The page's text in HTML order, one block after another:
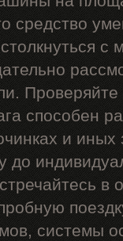
средство
с
способен
и
до
в
системы